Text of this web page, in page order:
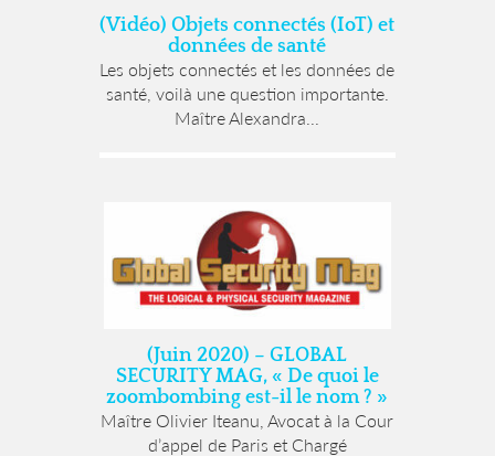
(Vidéo) Objets connectés (IoT) et
données de santé
Les objets connectés et les données de
santé, voilà une question importante.
Maître Alexandra...
(Juin 2020) – GLOBAL
SECURITY MAG, « De quoi le
zoombombing est-il le nom ? »
Maître Olivier Iteanu, Avocat à la Cour
d’appel de Paris et Chargé